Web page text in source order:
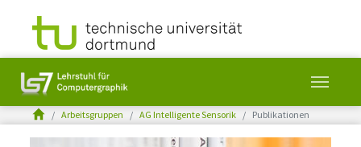
You are here:Arbeitsgruppen AG Intelligente Sensorik Publikationen